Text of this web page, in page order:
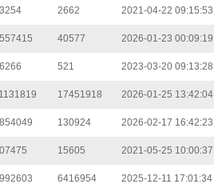
2662 2021-04-22 09:15:53
40577 2026-01-23 00:09:19
521 2023-03-20 09:13:28
17451918 2026-01-25 13:42:04
130924 2026-02-17 16:42:23
15605 2021-05-25 10:00:37
6416954 2025-12-11 17:01:34